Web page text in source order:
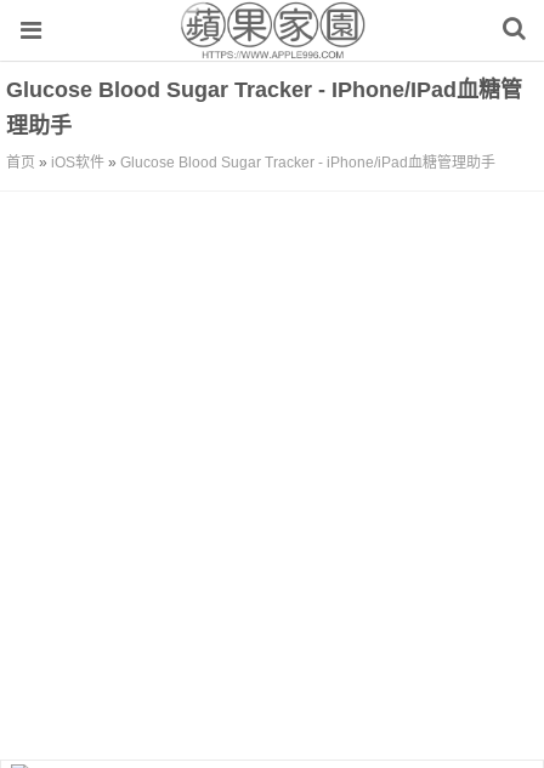
Glucose Blood Sugar Tracker - IPhone/iPad血糖管
理助手
首页 » iOS软件 » Glucose Blood Sugar Tracker - iPhone/iPad血糖管理助手